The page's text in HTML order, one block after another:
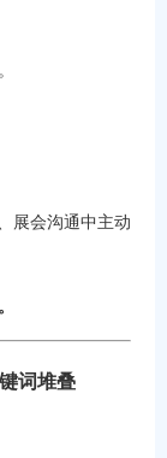
。
展会沟通中主动
词堆叠